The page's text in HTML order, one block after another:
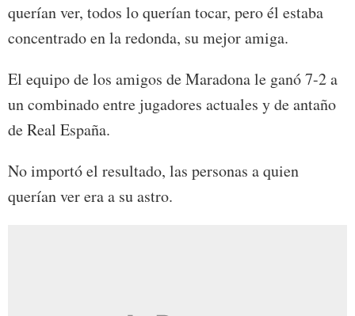
querían ver, todos lo querían tocar, pero él estaba
concentrado en la redonda, su mejor amiga.
El equipo de los amigos de Maradona le ganó 7-2 a
un combinado entre jugadores actuales y de antaño
de Real España.
No importó el resultado, las personas a quien
querían ver era a su astro.